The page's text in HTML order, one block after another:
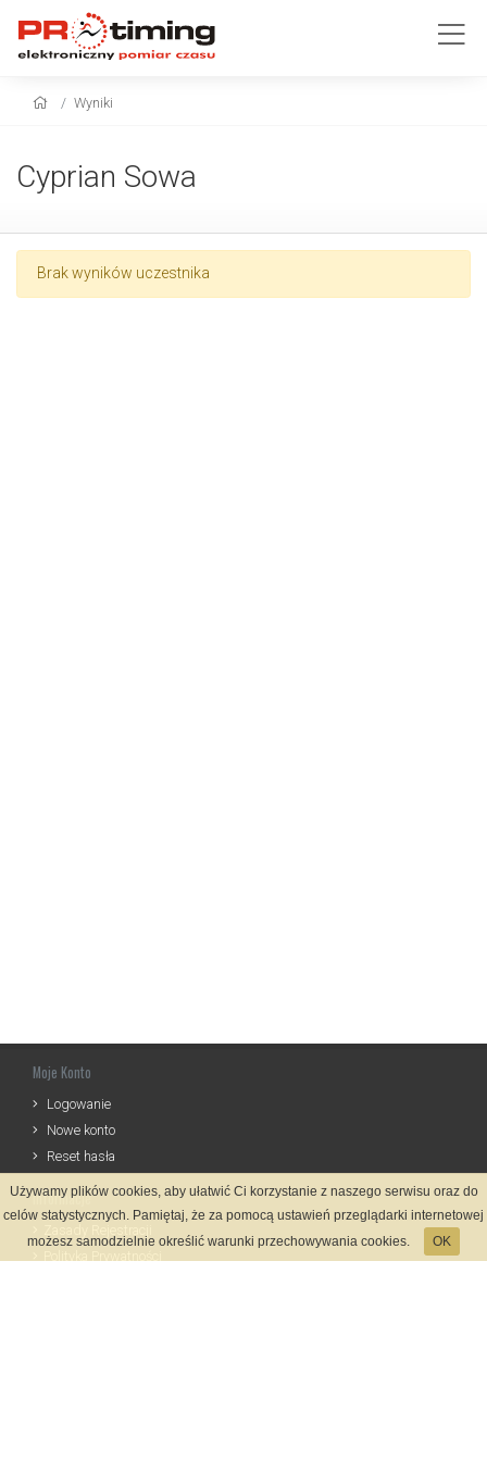
Wyniki
Cyprian Sowa
Brak wyników uczestnika
Moje Konto
Logowanie
Nowe konto
Reset hasła
Informacje
Używamy plików cookies, aby ułatwić Ci korzystanie z naszego serwisu oraz do
celów statystycznych. Pamiętaj, że za pomocą ustawień przeglądarki internetowej
możesz samodzielnie określić warunki przechowywania cookies.
OK